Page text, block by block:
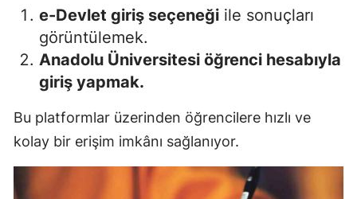
e-Devlet giriş seçeneği ile sonuçları
görüntülemek.
Anadolu Üniversitesi öğrenci hesabıyla
giriş yapmak.
Bu platformlar üzerinden öğrencilere hızlı ve
kolay bir erişim imkânı sağlanıyor.